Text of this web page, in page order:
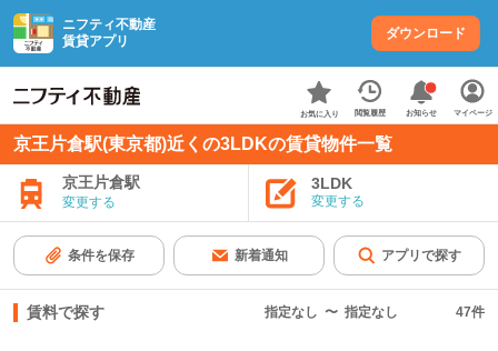
ニフティ不動産
賃貸アプリ
ダウンロード
お気に入り 閲覧履歴 お知らせ マイページ
京王片倉駅(東京都)近くの3LDKの賃貸物件一覧
京王片倉駅
変更する
3LDK
変更する
条件を保存 新着通知 アプリで探す
賃料で探す 指定なし 〜 指定なし 47件